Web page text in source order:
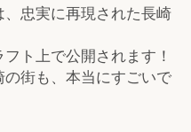
忠実に再現された長崎
ト上で公開されます！
街も、本当にすごいで